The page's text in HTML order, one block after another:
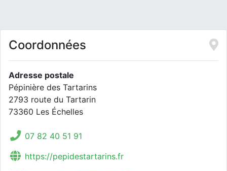
Coordonnées
Adresse postale
Pépinière des Tartarins
2793 route du Tartarin
73360 Les Échelles
07 82 40 51 91
https://pepidestartarins.fr